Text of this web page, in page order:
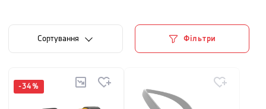
Сортування Фільтри
-34 %